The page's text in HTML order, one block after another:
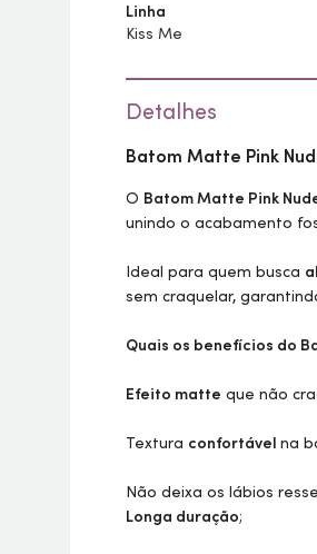
Linha
Kiss Me
Detalhes
Batom Matte Pink
O Batom Matte Pink
unindo o acabamento
Ideal para quem busca
sem craquelar,
Quais os benefícios do
Efeito matte que não
Textura confortável na
Não deixa os lábios
Longa duração;